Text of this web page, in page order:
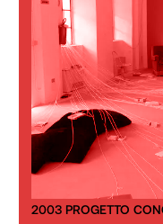
2003 PROGETTO